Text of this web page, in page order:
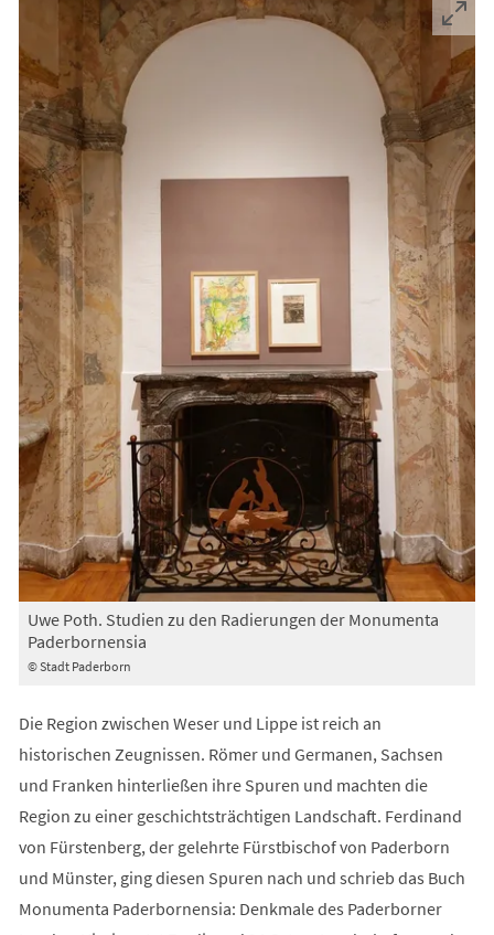
© Stadt Paderborn
Uwe Poth. Studien zu den Radierungen der Monumenta
Paderbornensia
Die Region zwischen Weser und Lippe ist reich an
historischen Zeugnissen. Römer und Germanen, Sachsen
und Franken hinterließen ihre Spuren und machten die
Region zu einer geschichtsträchtigen Landschaft. Ferdinand
von Fürstenberg, der gelehrte Fürstbischof von Paderborn
und Münster, ging diesen Spuren nach und schrieb das Buch
Monumenta Paderbornensia: Denkmale des Paderborner